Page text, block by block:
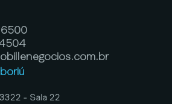
- Sala 22